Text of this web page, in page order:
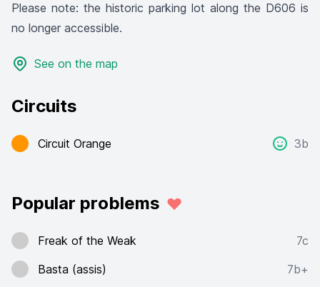
Please note: the historic parking lot along the D606 is
no longer accessible.
See on the map
Circuits
Circuit Orange 3b
Popular problems
Freak of the Weak
7c
Basta (assis)
7b+